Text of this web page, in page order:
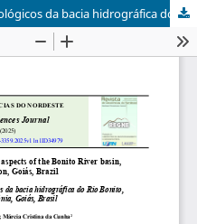
Aspectos estruturais e geomorfológicos da bacia hidrográfica do Rio Bonito, Região de Caiapônia, Goiás, Brasil